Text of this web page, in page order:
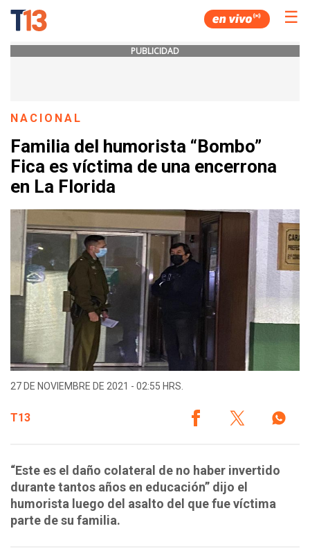
☰
PUBLICIDAD
NACIONAL
Familia del humorista “Bombo”
Fica es víctima de una encerrona
en La Florida
27 DE NOVIEMBRE DE 2021 - 02:55 HRS.
T13
“Este es el daño colateral de no haber invertido
durante tantos años en educación” dijo el
humorista luego del asalto del que fue víctima
parte de su familia.